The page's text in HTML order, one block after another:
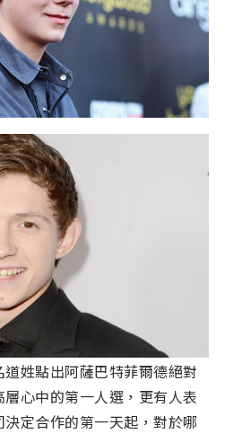
姓點出阿薩巴特菲爾德絕對
心中的第一人選，更有人表
定合作的第一天起，對於哪